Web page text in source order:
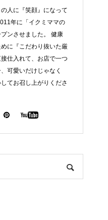
人に『笑顔』になって
年に「イクミママの
ンさせました。 健康
に『こだわり抜いた厳
仕入れて、お店で一つ
可愛いだけじゃなく
てお召し上がりくださ